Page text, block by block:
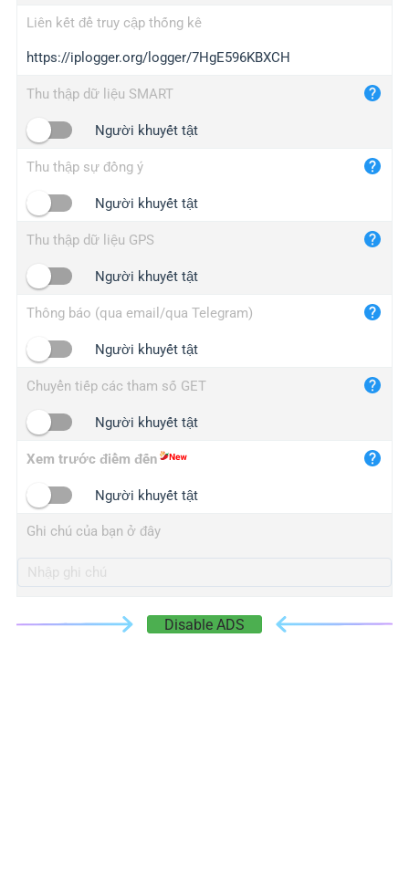
bc.ax
iplogger.com
maper.info
2no.co
yip.su
iplogger.info
Liên kết để truy cập thống kê
https://iplogger.org/logger/7HgE596KBXCH
Thu thập dữ liệu SMART
Người khuyết tật
Thu thập sự đồng ý
Người khuyết tật
Thu thập dữ liệu GPS
Người khuyết tật
Thông báo (qua email/qua Telegram)
Người khuyết tật
Chuyển tiếp các tham số GET
Người khuyết tật
Xem trước điểm đến
Người khuyết tật
Ghi chú của bạn ở đây
Disable ADS